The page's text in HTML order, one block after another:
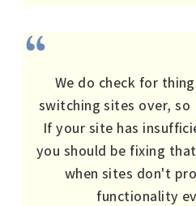
We do check for
switching sites over,
If your site has
you should be fixing
when sites don't
functionality